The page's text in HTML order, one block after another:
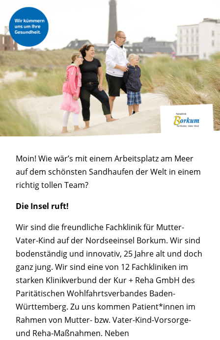
Moin! Wie wär’s mit einem Arbeitsplatz am Meer
auf dem schönsten Sandhaufen der Welt in einem
richtig tollen Team?
Die Insel ruft!
Wir sind die freundliche Fachklinik für Mutter-
Vater-Kind auf der Nordseeinsel Borkum. Wir sind
bodenständig und innovativ, 25 Jahre alt und doch
ganz jung. Wir sind eine von 12 Fachkliniken im
starken Klinikverbund der Kur + Reha GmbH des
Paritätischen Wohlfahrtsverbandes Baden-
Württemberg. Zu uns kommen Patient*innen im
Rahmen von Mutter- bzw. Vater-Kind-Vorsorge-
und Reha-Maßnahmen. Neben